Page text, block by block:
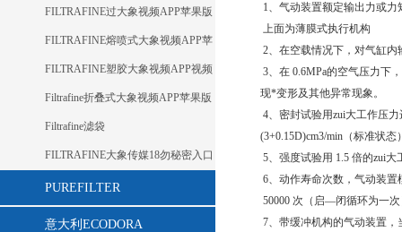
FILTRAFINE过大象视频APP苹果版
下载
FILTRAFINE熔喷式大象视频APP苹
果版下载
FILTRAFINE塑胶大象视频APP视频
黄版
Filtrafine折叠式大象视频APP苹果版
下载
Filtrafine滤袋
FILTRAFINE大象传媒18勿秘密入口
PUREFILTER
意大利ECODORA
1、气动装置额定输出力或
上面为薄膜式执行机构
2、在空载情况下，对气缸
3、在 0.6MPa的空气压力
现*变形及其他异常现象。
4、密封试验用zui大工作
(3+0.15D)cm3/min（标准状态
5、强度试验用 1.5 倍的zui
6、动作寿命次数，气
50000 次（启—闭循环为一次）
7、带缓冲机构的气动装置